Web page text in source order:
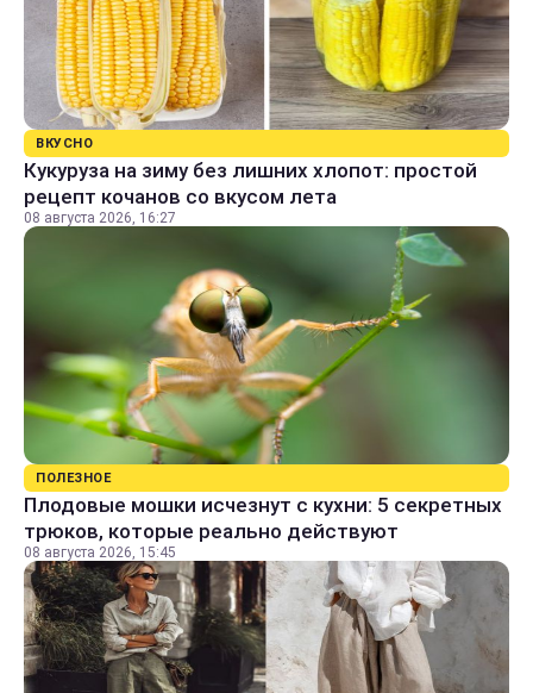
ВКУСНО
Кукуруза на зиму без лишних хлопот: простой
рецепт кочанов со вкусом лета
08 августа 2026, 16:27
ПОЛЕЗНОЕ
Плодовые мошки исчезнут с кухни: 5 секретных
трюков, которые реально действуют
08 августа 2026, 15:45